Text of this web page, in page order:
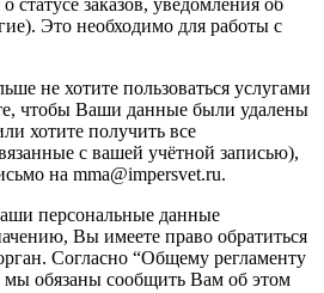
статусе заказов, уведомления об
Это необходимо для работы с
не хотите пользоваться услугами
чтобы Ваши данные были удалены
хотите получить все
с вашей учётной записью),
на mma@impersvet.ru.
персональные данные
Вы имеете право обратиться
Согласно “Общему регламенту
обязаны сообщить Вам об этом